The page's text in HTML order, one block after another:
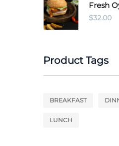
Fresh
$32.00
Product Tags
BREAKFAST
LUNCH